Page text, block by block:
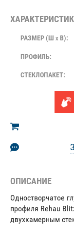
РАЗМЕР (Ш X В):
ПРОФИЛЬ:
СТЕКЛОПАКЕТ:
ОПИСАНИЕ
Одностворчатое
профиля Rehau
двухкамерным